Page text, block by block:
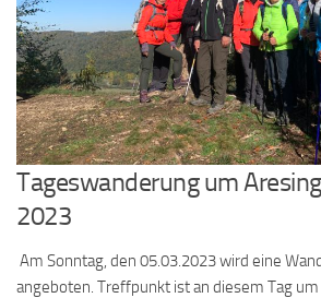
Tageswanderung um
2023
Am Sonntag, den 05.03.2023 wird eine
angeboten. Treffpunkt ist an diesem Tag